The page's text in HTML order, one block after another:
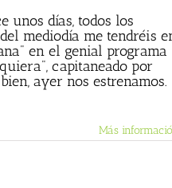
unos días, todos los
mediodía me tendréis
en el genial programa
capitaneado por
ayer nos estrenamos.
Más